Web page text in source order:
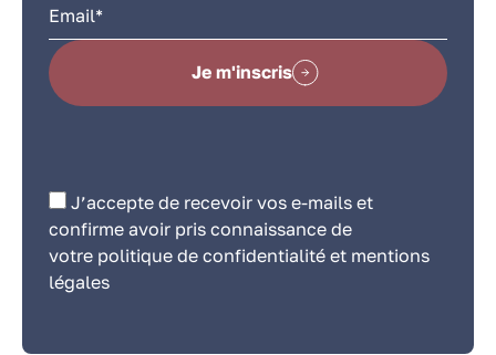
Je m'inscris
J’accepte de recevoir vos e-mails et
confirme avoir pris connaissance de
votre politique de confidentialité et mentions
légales